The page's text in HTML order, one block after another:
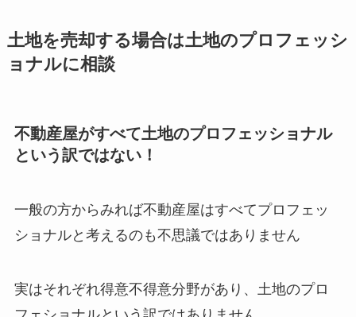
土地を売却する場合は土地のプロフェッシ
ョナルに相談
不動産屋がすべて土地のプロフェッショナル
という訳ではない！
一般の方からみれば不動産屋はすべてプロフェッ
ショナルと考えるのも不思議ではありません
実はそれぞれ得意不得意分野があり、土地のプロ